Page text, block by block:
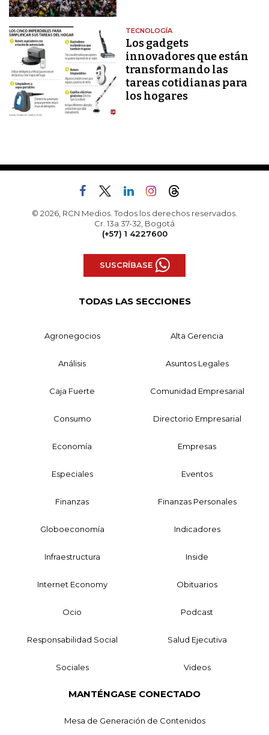
TECNOLOGÍA
Los gadgets
innovadores que están
transformando las
tareas cotidianas para
los hogares
© 2026, RCN Medios. Todos los derechos reservados.
Cr. 13a 37-32, Bogotá
(+57) 1 4227600
SUSCRÍBASE
TODAS LAS SECCIONES
Agronegocios Alta Gerencia
Análisis Asuntos Legales
Caja Fuerte Comunidad Empresarial
Consumo Directorio Empresarial
Economía Empresas
Especiales Eventos
Finanzas Finanzas Personales
Globoeconomía Indicadores
Infraestructura Inside
Internet Economy Obituarios
Ocio Podcast
Responsabilidad Social Salud Ejecutiva
Sociales Videos
MANTÉNGASE CONECTADO
Mesa de Generación de Contenidos